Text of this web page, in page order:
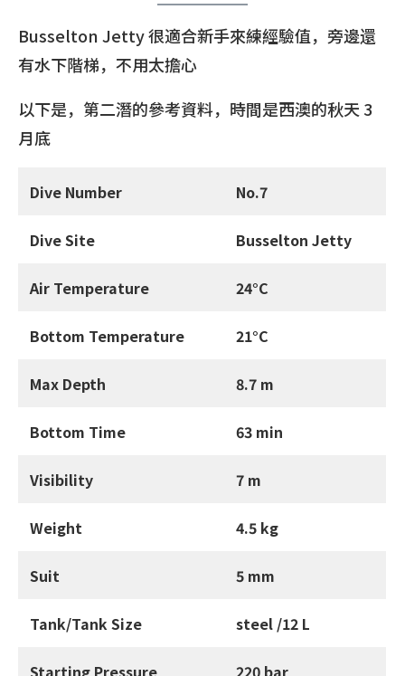
Busselton Jetty 很適合新手來練經驗值，旁邊還
有水下階梯，不用太擔心
以下是，第二潛的參考資料，時間是西澳的秋天 3
月底
Dive Number No.7
Dive Site Busselton Jetty
Air Temperature 24°C
Bottom Temperature 21°C
Max Depth 8.7 m
Bottom Time 63 min
Visibility 7 m
Weight 4.5 kg
Suit 5 mm
Tank/Tank Size steel /12 L
Starting Pressure 220 bar